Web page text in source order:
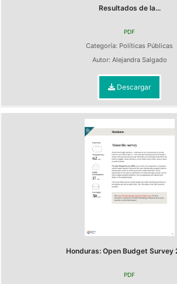
Resultados de la...
PDF
Categoría: Políticas Públicas
Autor: Alejandra Salgado
Descargar
Honduras: Open Budget Survey
PDF